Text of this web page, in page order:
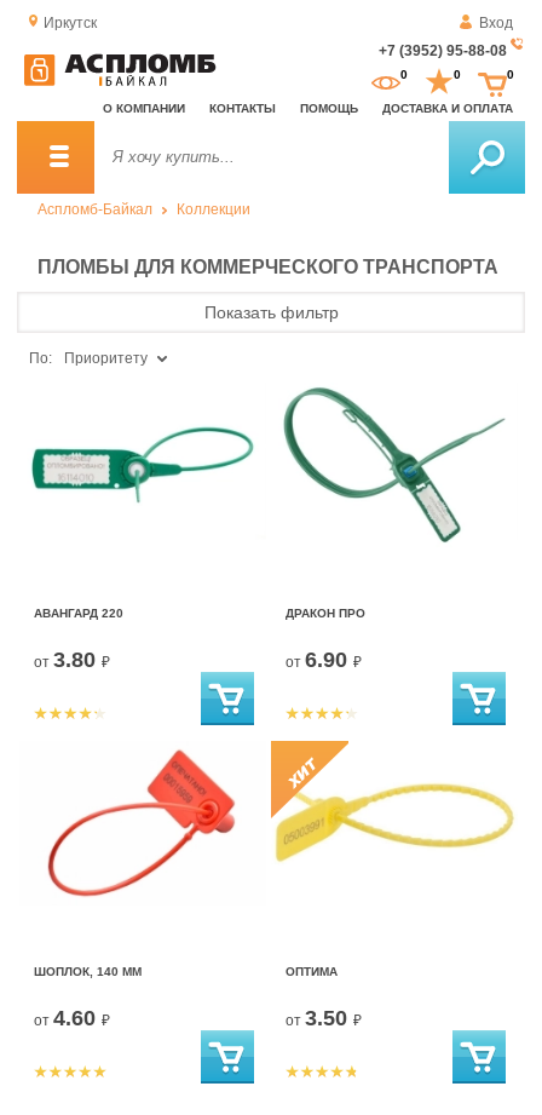
Иркутск
Вход
+7 (3952) 95-88-08
О КОМПАНИИ КОНТАКТЫ ПОМОЩЬ ДОСТАВКА И ОПЛАТА
0 0 0
Аспломб-Байкал Коллекции
ПЛОМБЫ ДЛЯ КОММЕРЧЕСКОГО ТРАНСПОРТА
Показать фильтр
По: Приоритету
АВАНГАРД 220
от 3.80 ₽
ДРАКОН ПРО
от 6.90 ₽
ШОПЛОК, 140 ММ
от 4.60 ₽
ОПТИМА
от 3.50 ₽